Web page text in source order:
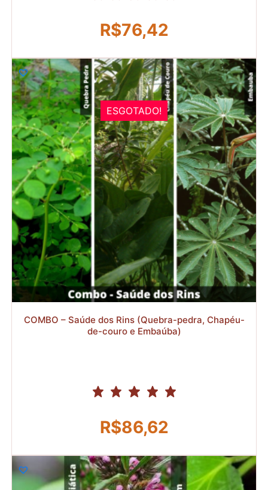
R$76,42
ESGOTADO!
COMBO – Saúde dos Rins (Quebra-pedra, Chapéu-
de-couro e Embaúba)
R$86,62
R$